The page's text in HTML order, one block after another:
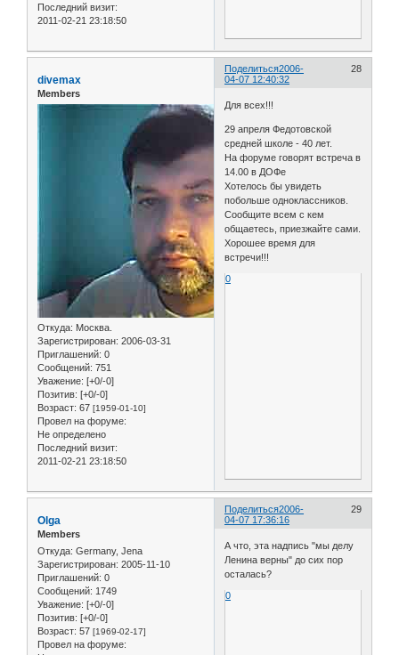
Последний визит:
2011-02-21 23:18:50
Поделиться 28
2006-
04-07 12:40:32
divemax
Members
Откуда: Москва.
Зарегистрирован: 2006-03-31
Приглашений: 0
Сообщений: 751
Уважение: [+0/-0]
Позитив: [+0/-0]
Возраст: 67 [1959-01-10]
Провел на форуме:
Не определено
Последний визит:
2011-02-21 23:18:50
Для всех!!!
29 апреля Федотовской
средней школе - 40 лет.
На форуме говорят встреча в
14.00 в ДОФе
Хотелось бы увидеть
побольше одноклассников.
Сообщите всем с кем
общаетесь, приезжайте сами.
Хорошее время для
встречи!!!
0
Поделиться 29
2006-
04-07 17:36:16
Olga
Members
Откуда: Germany, Jena
Зарегистрирован: 2005-11-10
Приглашений: 0
Сообщений: 1749
Уважение: [+0/-0]
Позитив: [+0/-0]
Возраст: 57 [1969-02-17]
Провел на форуме:
А что, эта надпись "мы делу
Ленина верны" до сих пор
осталась?
0